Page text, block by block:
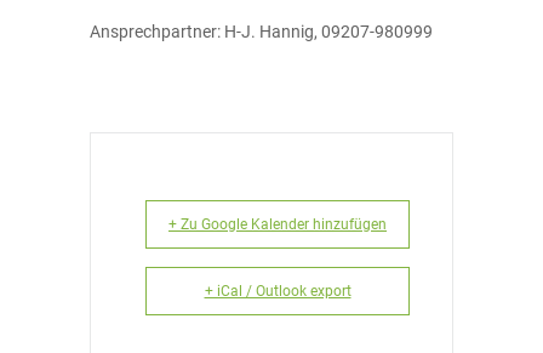
Ansprechpartner: H-J. Hannig, 09207-980999
+ Zu Google Kalender hinzufügen
+ iCal / Outlook export